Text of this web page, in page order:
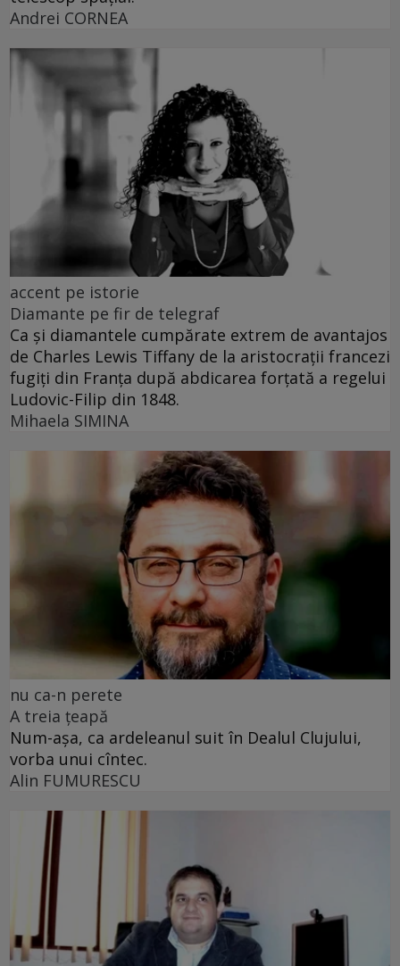
Andrei CORNEA
accent pe istorie
Diamante pe fir de telegraf
Ca și diamantele cumpărate extrem de avantajos
de Charles Lewis Tiffany de la aristocrații francezi
fugiți din Franța după abdicarea forțată a regelui
Ludovic-Filip din 1848.
Mihaela SIMINA
nu ca-n perete
A treia țeapă
Num-așa, ca ardeleanul suit în Dealul Clujului,
vorba unui cîntec.
Alin FUMURESCU